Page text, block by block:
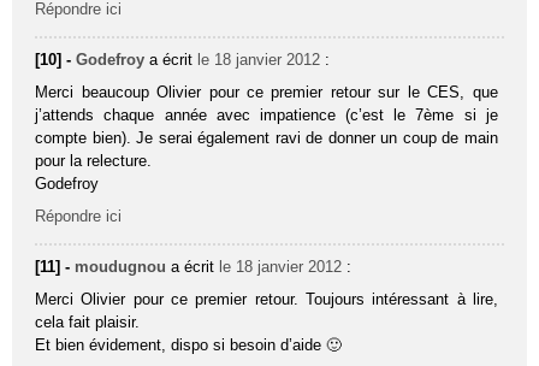
Répondre ici
[10] -Godefroy a écrit le 18 janvier 2012 :
Merci beaucoup Olivier pour ce premier retour sur le CES, que
j’attends chaque année avec impatience (c’est le 7ème si je
compte bien). Je serai également ravi de donner un coup de main
pour la relecture.
Godefroy
Répondre ici
[11] - moudugnou a écrit le 18 janvier 2012 :
Merci Olivier pour ce premier retour. Toujours intéressant à lire,
cela fait plaisir.
Et bien évidement, dispo si besoin d’aide 🙂